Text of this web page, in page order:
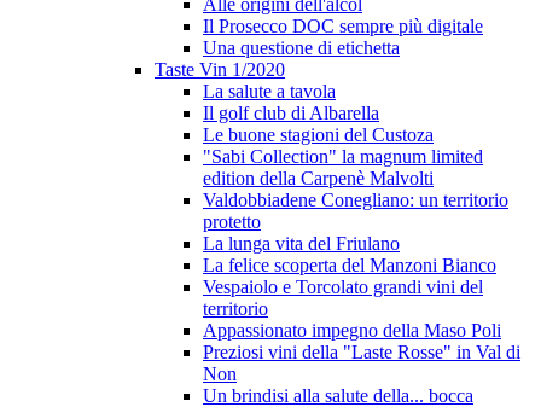
Alle origini dell'alcol
Il Prosecco DOC sempre più digitale
Una questione di etichetta
Taste Vin 1/2020
La salute a tavola
Il golf club di Albarella
Le buone stagioni del Custoza
"Sabi Collection" la magnum limited
edition della Carpenè Malvolti
Valdobbiadene Conegliano: un territorio
protetto
La lunga vita del Friulano
La felice scoperta del Manzoni Bianco
Vespaiolo e Torcolato grandi vini del
territorio
Appassionato impegno della Maso Poli
Preziosi vini della "Laste Rosse" in Val di
Non
Un brindisi alla salute della... bocca